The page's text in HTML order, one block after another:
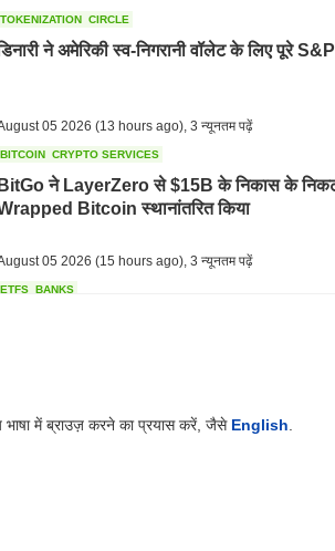
TOKENIZATION CIRCLE
ने अमेरिकी स्व-निगरानी वॉलेट के लिए पूरे
05 2026 (13 hours ago) 3 न्यूनतम पढ़ें
BITCOIN CRYPTO SERVICES
BitGo ने LayerZero से $15B के निकास के
Bitcoin स्थानांतरित किया
05 2026 (15 hours ago) 3 न्यूनतम पढ़ें
ETFS BANKS
ECONOMIC DATA WEB3
भाषा में ब्राउज़ करने का प्रयास करें, जैसे English